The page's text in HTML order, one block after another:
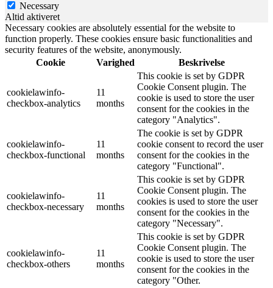
Necessary
Altid aktiveret
Necessary cookies are absolutely essential for the website to
function properly. These cookies ensure basic functionalities and
security features of the website, anonymously.
Cookie
Varighed Beskrivelse
cookielawinfo-
checkbox-analytics
11
months
This cookie is set by GDPR
Cookie Consent plugin. The
cookie is used to store the user
consent for the cookies in the
category "Analytics".
cookielawinfo-
checkbox-functional
11
months
The cookie is set by GDPR
cookie consent to record the user
consent for the cookies in the
category "Functional".
cookielawinfo-
checkbox-necessary
11
months
This cookie is set by GDPR
Cookie Consent plugin. The
cookies is used to store the user
consent for the cookies in the
category "Necessary".
cookielawinfo-
checkbox-others
11
months
This cookie is set by GDPR
Cookie Consent plugin. The
cookie is used to store the user
consent for the cookies in the
category "Other.